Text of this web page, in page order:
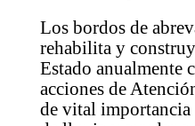
Los bordos de
rehabilita y
Estado anualmente
acciones de
de vital importancia